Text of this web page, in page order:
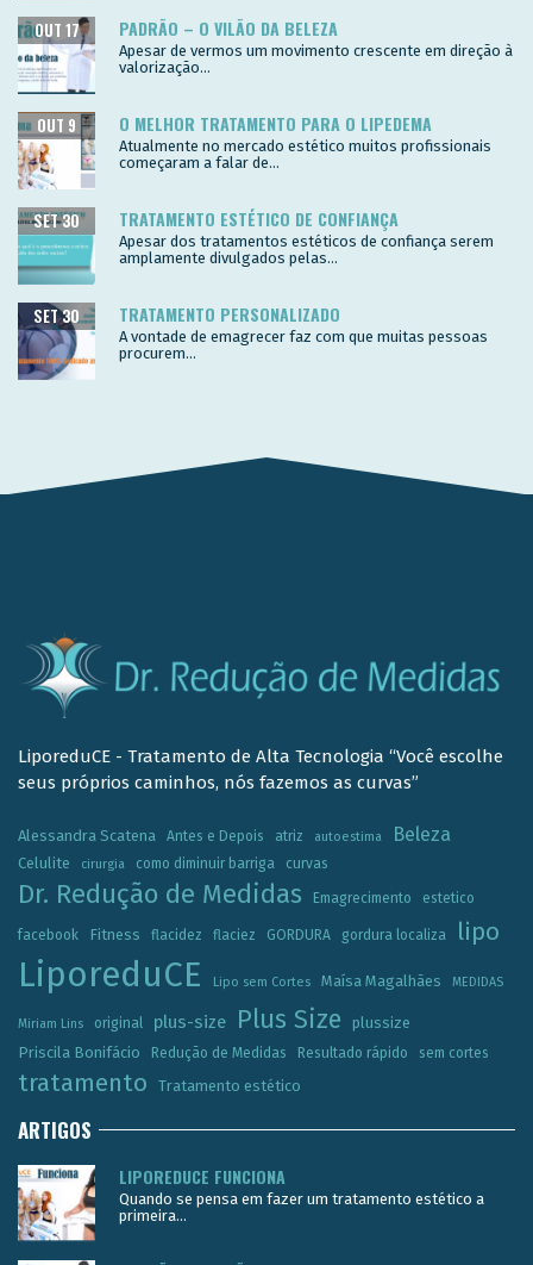
PADRÃO – O VILÃO DA BELEZA
OUT 17
Apesar de vermos um movimento crescente em direção à
valorização...
O MELHOR TRATAMENTO PARA O LIPEDEMA
OUT 9
Atualmente no mercado estético muitos profissionais
começaram a falar de...
TRATAMENTO ESTÉTICO DE CONFIANÇA
SET 30
Apesar dos tratamentos estéticos de confiança serem
amplamente divulgados pelas...
TRATAMENTO PERSONALIZADO
SET 30
A vontade de emagrecer faz com que muitas pessoas
procurem...
LiporeduCE - Tratamento de Alta Tecnologia “Você escolhe
seus próprios caminhos, nós fazemos as curvas”
Alessandra Scatena Antes e Depois atriz autoestima Beleza
Celulite cirurgia como diminuir barriga curvas
Dr. Redução de Medidas Emagrecimento estetico
facebook Fitness flacidez flaciez GORDURA gordura localiza lipo
LiporeduCE Lipo sem Cortes Maísa Magalhães MEDIDAS
Miriam Lins original plus-size Plus Size
plussize
Priscila Bonifácio
Redução de Medidas Resultado rápido sem cortes
tratamento Tratamento estético
ARTIGOS
LIPOREDUCE FUNCIONA
Quando se pensa em fazer um tratamento estético a
primeira...